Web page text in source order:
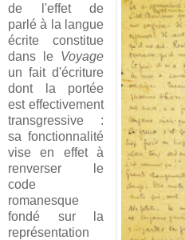
de l'effet de
parlé à la langue
écrite constitue
dans le Voyage
un fait d'écriture
dont la portée
est effectivement
transgressive :
sa fonctionnalité
vise en effet à
renverser le
code
romanesque
fondé sur la
représentation